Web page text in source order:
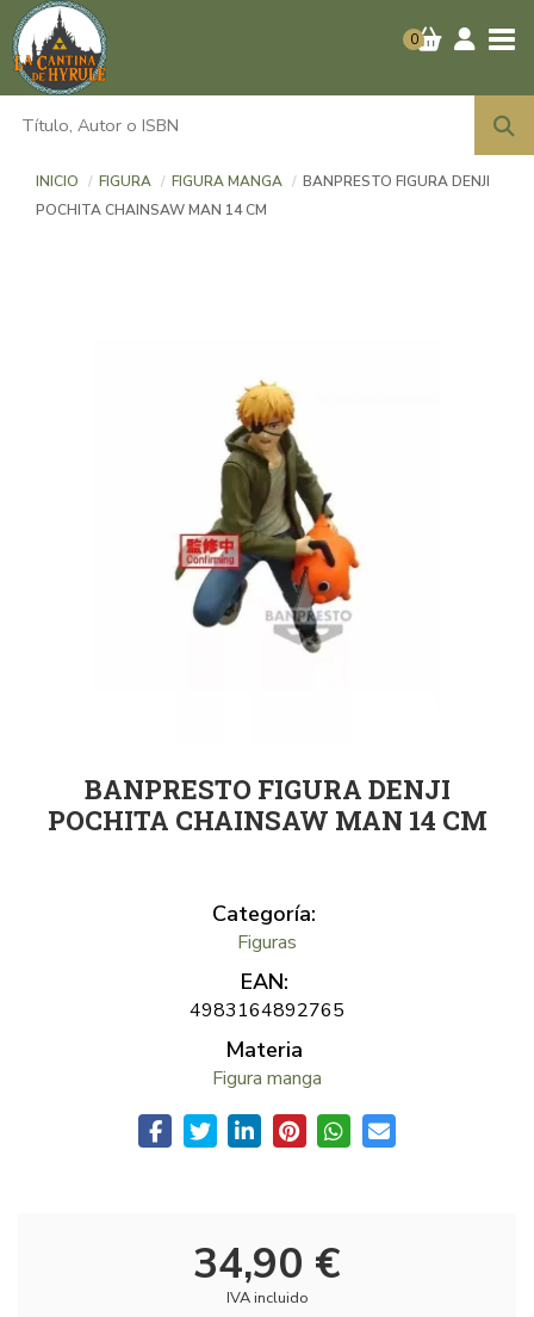
0
INICIO FIGURA FIGURA MANGA
BANPRESTO FIGURA DENJI
POCHITA CHAINSAW MAN 14 CM
BANPRESTO FIGURA DENJI
POCHITA CHAINSAW MAN 14 CM
Categoría:
Figuras
EAN:
4983164892765
Materia
Figura manga
34,90 €
IVA incluido